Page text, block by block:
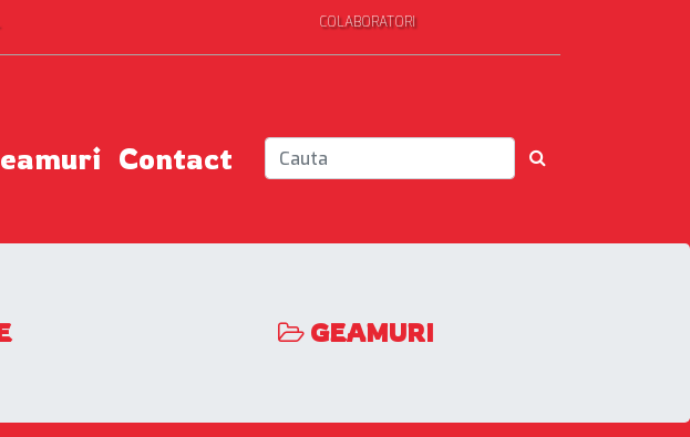
COLABORATORI
Contact
GEAMURI